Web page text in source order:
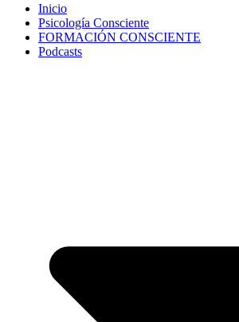
Inicio
Psicología Consciente
FORMACIÓN CONSCIENTE
Podcasts